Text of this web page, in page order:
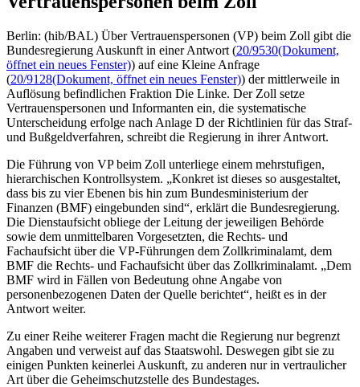
Berlin: (hib/BAL) Über Vertrauenspersonen (VP) beim Zoll gibt die
Bundesregierung Auskunft in einer Antwort (20/9530(Dokument,
öffnet ein neues Fenster)) auf eine Kleine Anfrage
(20/9128(Dokument, öffnet ein neues Fenster)) der mittlerweile in
Auflösung befindlichen Fraktion Die Linke. Der Zoll setze
Vertrauenspersonen und Informanten ein, die systematische
Unterscheidung erfolge nach Anlage D der Richtlinien für das Straf-
und Bußgeldverfahren, schreibt die Regierung in ihrer Antwort.
Die Führung von VP beim Zoll unterliege einem mehrstufigen,
hierarchischen Kontrollsystem. „Konkret ist dieses so ausgestaltet,
dass bis zu vier Ebenen bis hin zum Bundesministerium der
Finanzen (BMF) eingebunden sind“, erklärt die Bundesregierung.
Die Dienstaufsicht obliege der Leitung der jeweiligen Behörde
sowie dem unmittelbaren Vorgesetzten, die Rechts- und
Fachaufsicht über die VP-Führungen dem Zollkriminalamt, dem
BMF die Rechts- und Fachaufsicht über das Zollkriminalamt. „Dem
BMF wird in Fällen von Bedeutung ohne Angabe von
personenbezogenen Daten der Quelle berichtet“, heißt es in der
Antwort weiter.
Zu einer Reihe weiterer Fragen macht die Regierung nur begrenzt
Angaben und verweist auf das Staatswohl. Deswegen gibt sie zu
einigen Punkten keinerlei Auskunft, zu anderen nur in vertraulicher
Art über die Geheimschutzstelle des Bundestages.